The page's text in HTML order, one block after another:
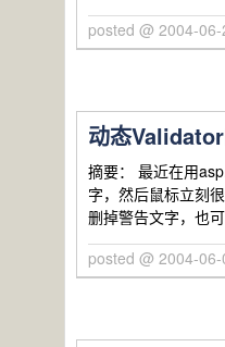
posted @ 2004-
动态
摘要： 最近在用
字，然后鼠标立刻
删掉警告文字，也
posted @ 2004-